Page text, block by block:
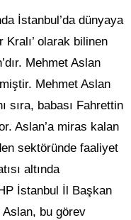
İstanbul’da dünyaya
Kralı’ olarak bilinen
Mehmet Aslan
Mehmet Aslan
sıra, babası Fahrettin
Aslan’a miras kalan
sektöründe faaliyet
altında
İstanbul İl Başkan
Aslan, bu görev